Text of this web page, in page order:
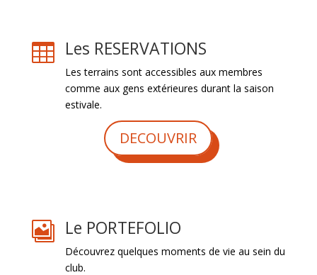
 Les RESERVATIONS
Les terrains sont accessibles aux membres
comme aux gens extérieures durant la saison
estivale.
DECOUVRIR
 Le PORTEFOLIO
Découvrez quelques moments de vie au sein du
club.